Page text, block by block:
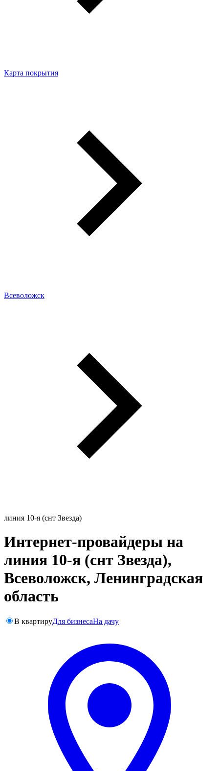
Карта покрытия
Всеволожск
линия 10-я (снт Звезда)
Интернет-провайдеры на
линия 10-я (снт Звезда),
Всеволожск, Ленинградская
область
В квартируДля бизнесаНа дачу